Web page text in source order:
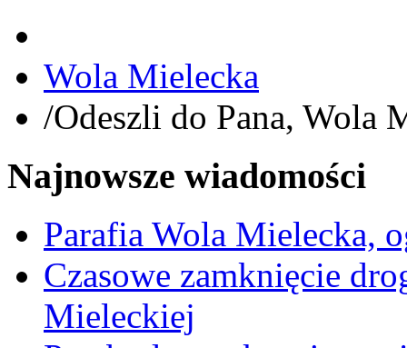
Wola Mielecka
/Odeszli do Pana, Wola
Najnowsze wiadomości
Parafia Wola Mielecka,
Czasowe zamknięcie
Mieleckiej